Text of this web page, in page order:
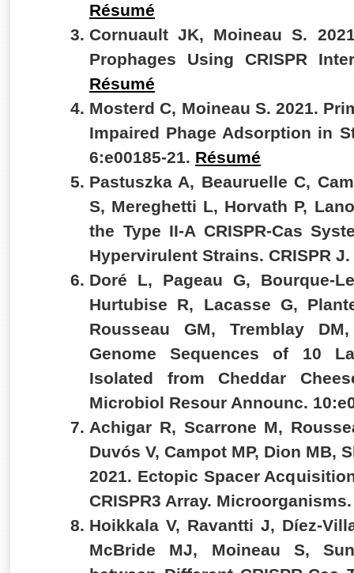
Résumé
Cornuault JK, Moineau S.
Prophages Using CRISPR
Résumé
Mosterd C, Moineau S. 2021.
Impaired Phage Adsorption in
6:e00185-21. Résumé
Pastuszka A, Beauruelle C,
S, Mereghetti L, Horvath P,
the Type II-A CRISPR-Cas
Hypervirulent Strains. CRISPR
Doré L, Pageau G, Bourque-
Hurtubise R, Lacasse G,
Rousseau GM, Tremblay
Genome Sequences of 10
Isolated from Cheddar
Microbiol Resour Announc.
Achigar R, Scarrone M,
Duvós V, Campot MP, Dion MB,
2021. Ectopic Spacer
CRISPR3 Array.
Hoikkala V, Ravantti J, Díez-
McBride MJ, Moineau S,